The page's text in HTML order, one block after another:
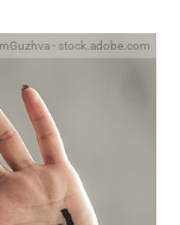
- stock.adobe.com